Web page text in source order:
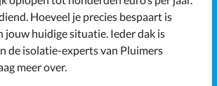
Hoeveel je precies bespaart is
jouw huidige situatie. Ieder dak is
de isolatie-experts van Pluimers
meer over.